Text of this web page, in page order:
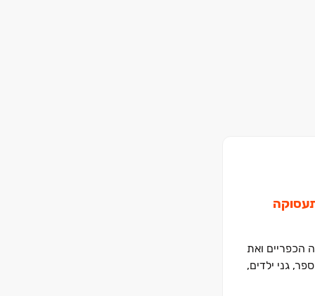
הכפריים ואת
גני ילדים,